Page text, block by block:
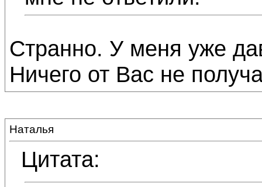
Странно. У меня уже
Ничего от Вас не
Наталья
Цитата: